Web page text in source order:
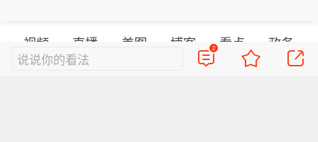
视频 直播 美图 博客 看点
政务
搞笑
八卦 佛学 众测
说说你的看法
2